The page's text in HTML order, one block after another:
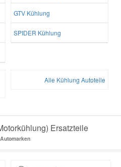
GTV Kühlung
SPIDER Kühlung
Alle Kühlung Autoteile
Ersatzteile